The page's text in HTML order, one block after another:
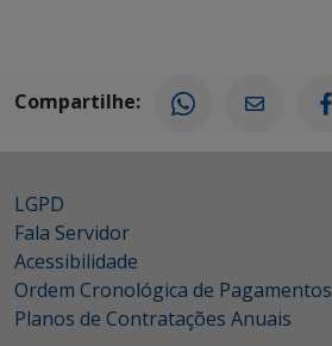
Compartilhe:
LGPD
Fala Servidor
Acessibilidade
Ordem Cronológica de Pagamentos
Planos de Contratações Anuais